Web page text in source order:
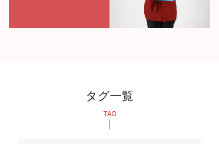
タグ一覧
TAG